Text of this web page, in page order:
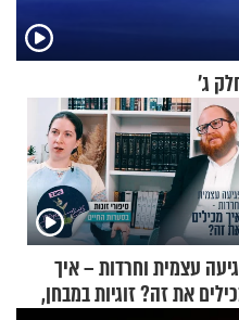
ג’
עצמית וחרדות – איך
את זה? זוגיות במבחן,